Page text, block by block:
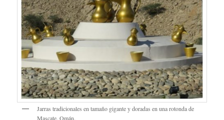
Jarras tradicionales en tamaño gigante y doradas en una rotonda de
Mascate, Omán.